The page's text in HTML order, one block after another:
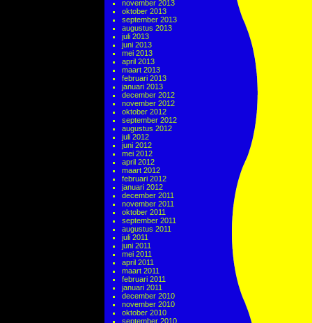
november 2013
oktober 2013
september 2013
augustus 2013
juli 2013
juni 2013
mei 2013
april 2013
maart 2013
februari 2013
januari 2013
december 2012
november 2012
oktober 2012
september 2012
augustus 2012
juli 2012
juni 2012
mei 2012
april 2012
maart 2012
februari 2012
januari 2012
december 2011
november 2011
oktober 2011
september 2011
augustus 2011
juli 2011
juni 2011
mei 2011
april 2011
maart 2011
februari 2011
januari 2011
december 2010
november 2010
oktober 2010
september 2010